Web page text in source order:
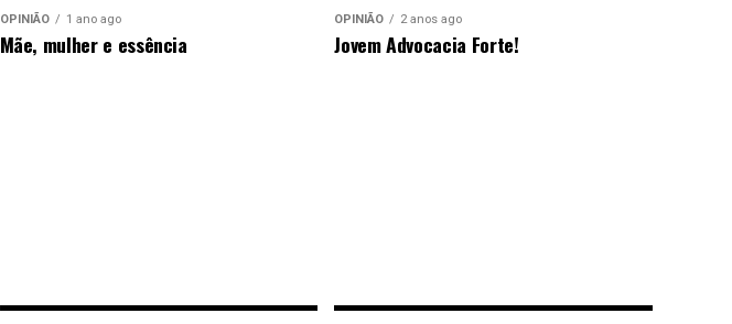
OPINIÃO 1 ano ago
Mãe, mulher e essência
OPINIÃO 2 anos ago
Jovem Advocacia Forte!